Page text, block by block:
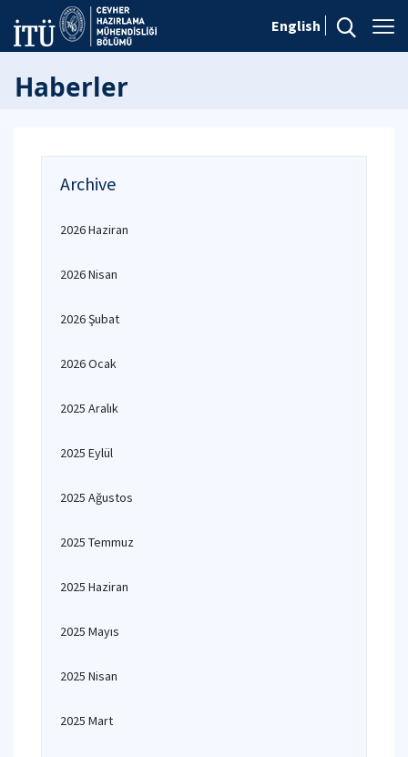
English
Haberler
Archive
2026 Haziran
2026 Nisan
2026 Şubat
2026 Ocak
2025 Aralık
2025 Eylül
2025 Ağustos
2025 Temmuz
2025 Haziran
2025 Mayıs
2025 Nisan
2025 Mart